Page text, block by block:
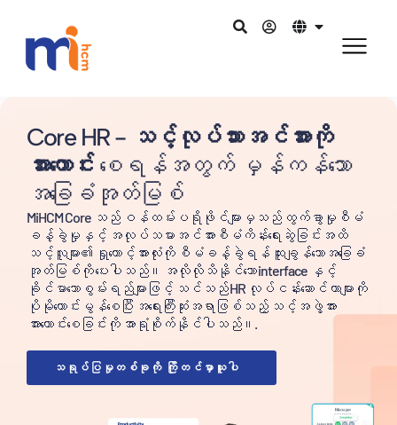
Core HR - သင့်လုပ်သားအင်အားကို
အားကောင်းစေရန်အတွက် မှန်ကန်သော
အခြေခံအုတ်မြစ်
MiHCM Core သည် ဝန်ထမ်းပရိုဖိုင်များမှသည် ထွက်ခွာမှုစီမံ
ခန့်ခွဲမှုနှင့် အလုပ်သမားအင်အားစီမံကိန်းရေးဆွဲခြင်းအထိ
သင့်လူများ၏ ရှုထောင့်အားလုံးကို စီမံခန့်ခွဲရန် ထူးချွန်သောအခြေခံ
အုတ်မြစ်ကို ပေးပါသည်။ အလိုလိုသိနိုင်သော interface နှင့်
ခိုင်မာသောစွမ်းရည်များဖြင့် သင်သည် HR လုပ်ငန်းဆောင်တာများကို
ပိုမိုကောင်းမွန်စေပြီး အရေးကြီးဆုံးအရာဖြစ်သည့် သင့်အဖွဲ့အား
အားကောင်းစေခြင်းကို အာရုံစိုက်နိုင်ပါသည်။.
သရုပ်ပြမှုတစ်ခုကို ကြိုတင်မှာယူပါ